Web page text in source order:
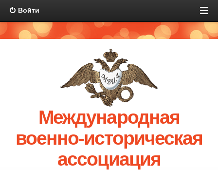
Войти
Международная
военно-историческая
ассоциация